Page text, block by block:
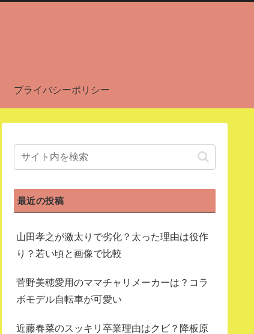
プライバシーポリシー
最近の投稿
山田孝之が激太りで劣化？太った理由は役作
り？若い頃と画像で比較
菅野美穂愛用のママチャリメーカーは？コラ
ボモデル自転車が可愛い
近藤春菜のスッキリ卒業理由はクビ？降板原